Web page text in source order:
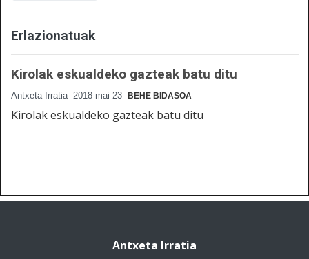
Erlazionatuak
Kirolak eskualdeko gazteak batu ditu
Antxeta Irratia 2018 mai 23 BEHE BIDASOA
Kirolak eskualdeko gazteak batu ditu
Antxeta Irratia